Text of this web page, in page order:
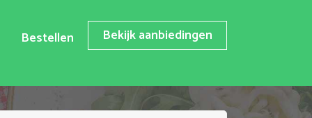
Bestellen Bekijk aanbiedingen